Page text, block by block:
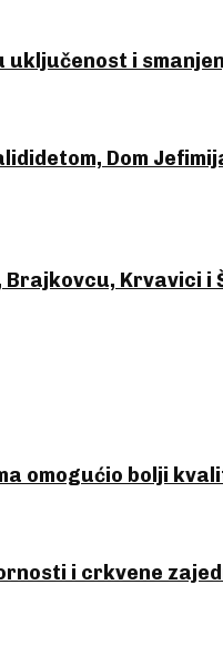
i
Dom
Brajkovcu, Krvavici i
omogućio bolji
i crkvene